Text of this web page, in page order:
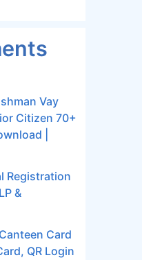
Vay
Citizen 70+
|
Registration
&
Card
QR Login